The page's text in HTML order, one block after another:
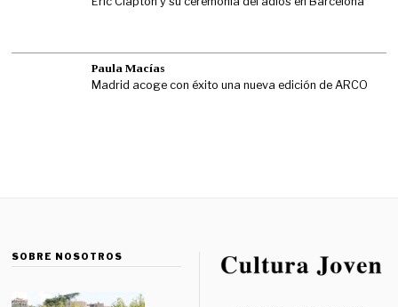
Paula Macías
Madrid acoge con éxito una nueva edición de ARCO
SOBRE NOSOTROS